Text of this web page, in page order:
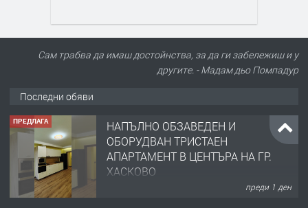
Сам трабва да имаш достойнства, за да ги забележиш и у
другите. - Мадам дьо Помпадур
Последни обяви
ПРЕДЛАГА
НАПЪЛНО ОБЗАВЕДЕН И
ОБОРУДВАН ТРИСТАЕН
АПАРТАМЕНТ В ЦЕНТЪРА НА ГР.
ХАСКОВО
преди 1 ден